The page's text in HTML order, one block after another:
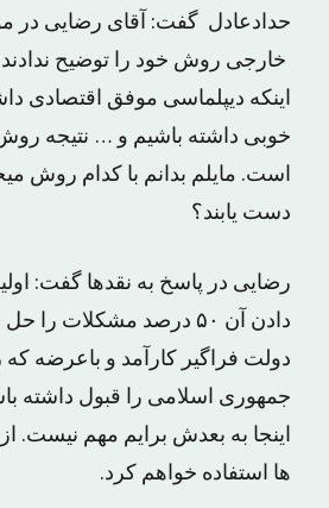
حدادعادل گفت: آقای رضایی در
خارجی روش خود را توضیح ندادند
اینکه دیپلماسی موفق اقتصادی
خوبی داشته باشیم و … نتیجه
است. مایلم بدانم با کدام روش
دست یابند؟
رضایی در پاسخ به نقدها گفت:
دادن آن ۵۰ درصد مشکلات
دولت فراگیر کارآمد و باعرضه
جمهوری اسلامی را قبول داشته
اینجا به بعدش برایم مهم نیست.
ها استفاده خواهم کرد.